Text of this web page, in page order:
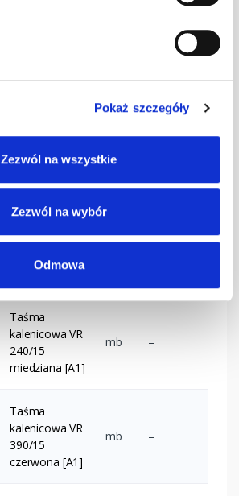
Pokaż szczegóły
Zezwól na wszystkie
Zezwól na wybór
Odmowa
brąz kpl. BD-
szt
Uchwyt płotka
przeciwśn. 155
czerwony
szt –
Taśma
kalenicowa VR
240/15
miedziana [A1]
mb –
Taśma
kalenicowa VR
390/15
czerwona [A1]
mb –